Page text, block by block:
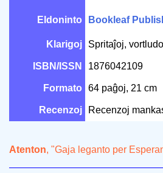
Eldoninto Bookleaf
Klarigoj Spritaĵoj,
ISBN/ISSN 1876042109
Formato 64 paĝoj, 21 cm
Recenzoj Recenzoj
Atenton, "Gaja leganto per